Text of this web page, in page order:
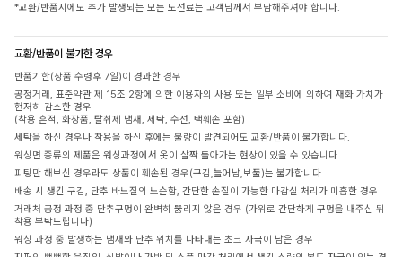
*교환/반품시에도 추가 발생되는 모든 도선료는 고객님께서 부담해주셔야 합니다.
교환/반품이 불가한 경우
반품기한(상품 수령후 7일)이 경과한 경우
공정거래, 표준약관 제 15조 2항에 의한 이용자의 사용 또는 일부 소비에 의하여 재화 가치가
현저히 감소한 경우
(착용 흔적, 화장품, 탈취제 냄새, 세탁, 수선, 택훼손 포함)
세탁을 하신 경우나 착용을 하신 후에는 불량이 발견되어도 교환/반품이 불가합니다.
워싱면 종류의 제품은 워싱과정에서 옷이 살짝 돌아가는 현상이 있을 수 있습니다.
피팅만 해보신 경우라도 상품이 훼손된 경우(구김,늘어남,보풀)는 불가합니다.
배송 시 생긴 구김, 단추 바느질의 느슨함, 간단한 손질이 가능한 마감실 처리가 미흡한 경우
거래처 공정 과정 중 단추구멍이 완벽히 뚫리지 않은 경우 (가위로 간단하게 구멍을 내주신 뒤
착용 부탁드립니다)
워싱 과정 중 발생하는 냄새와 단추 위치를 나타내는 초크 자국이 남은 경우